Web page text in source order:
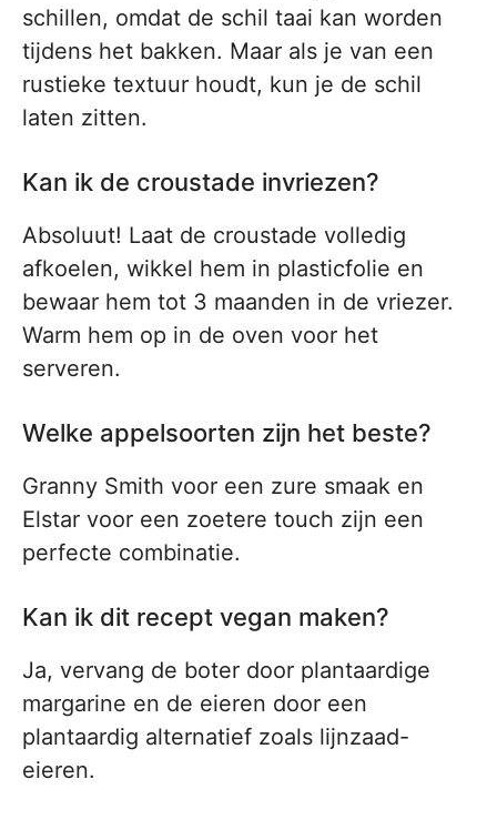
schillen, omdat de schil taai kan worden
tijdens het bakken. Maar als je van een
rustieke textuur houdt, kun je de schil
laten zitten.
Kan ik de croustade invriezen?
Absoluut! Laat de croustade volledig
afkoelen, wikkel hem in plasticfolie en
bewaar hem tot 3 maanden in de vriezer.
Warm hem op in de oven voor het
serveren.
Welke appelsoorten zijn het beste?
Granny Smith voor een zure smaak en
Elstar voor een zoetere touch zijn een
perfecte combinatie.
Kan ik dit recept vegan maken?
Ja, vervang de boter door plantaardige
margarine en de eieren door een
plantaardig alternatief zoals lijnzaad-
eieren.